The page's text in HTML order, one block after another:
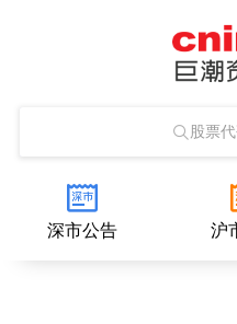
股票
深市公告 沪